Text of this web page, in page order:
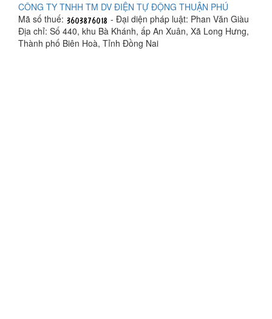
CÔNG TY TNHH TM DV ĐIỆN TỰ ĐỘNG THUẬN PHÚ
Mã số thuế:
- Đại diện pháp luật: Phan Văn Giàu
Địa chỉ: Số 440, khu Bà Khánh, ấp An Xuân, Xã Long Hưng,
Thành phố Biên Hoà, Tỉnh Đồng Nai